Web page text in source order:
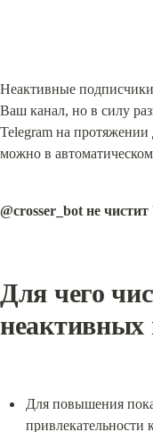
Неактивные
Ваш канал, но в силу
Telegram на протяжении
можно в
@crosser_bot не
Для чего
неактивных
Для повышения
привлекательности